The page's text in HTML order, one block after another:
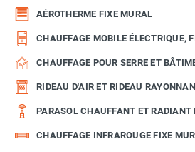
AÉROTHERME FIXE MURAL
CHAUFFAGE MOBILE ÉLECTRIQUE,
CHAUFFAGE POUR SERRE ET
RIDEAU D'AIR ET RIDEAU
PARASOL CHAUFFANT ET RADIANT
CHAUFFAGE INFRAROUGE FIXE